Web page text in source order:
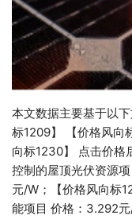
本文数据主要基于以
标1209】 【价格风向
向标1230】 点击价格
控制的屋顶光伏资源
元/W；【价格风向标
能项目 价格：3.292